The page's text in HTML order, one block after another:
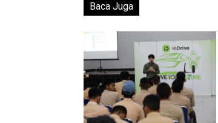
Baca Juga